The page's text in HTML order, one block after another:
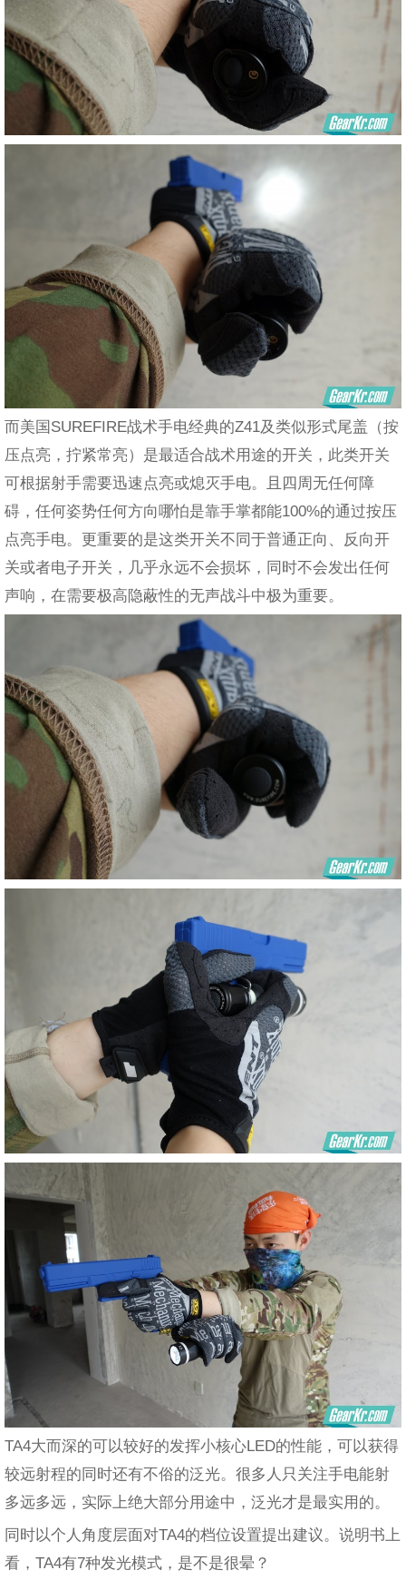
而美国SUREFIRE战术手电经典的Z41及类似形式尾盖（按
压点亮，拧紧常亮）是最适合战术用途的开关，此类开关
可根据射手需要迅速点亮或熄灭手电。且四周无任何障
碍，任何姿势任何方向哪怕是靠手掌都能100%的通过按压
点亮手电。更重要的是这类开关不同于普通正向、反向开
关或者电子开关，几乎永远不会损坏，同时不会发出任何
声响，在需要极高隐蔽性的无声战斗中极为重要。
TA4大而深的可以较好的发挥小核心LED的性能，可以获得
较远射程的同时还有不俗的泛光。很多人只关注手电能射
多远多远，实际上绝大部分用途中，泛光才是最实用的。
同时以个人角度层面对TA4的档位设置提出建议。说明书上
看，TA4有7种发光模式，是不是很晕？